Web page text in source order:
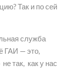
Так и по сей
служба
ГАИ — это,
так, как у нас